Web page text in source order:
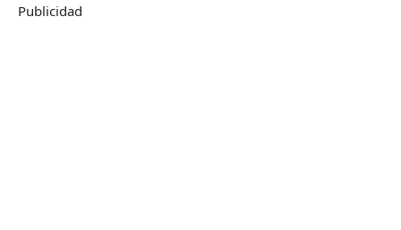
Publicidad